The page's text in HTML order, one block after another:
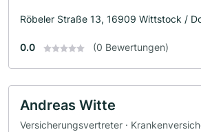
Röbeler Straße 13, 16909 Wittstock /
0.0 (0 Bewertungen)
Andreas Witte
Versicherungsvertreter ·